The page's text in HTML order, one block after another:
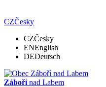
CZČesky
CZČesky
ENEnglish
DEDeutsch
Zábořínad Labem